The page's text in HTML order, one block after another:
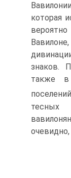
которая
знаков.
также в